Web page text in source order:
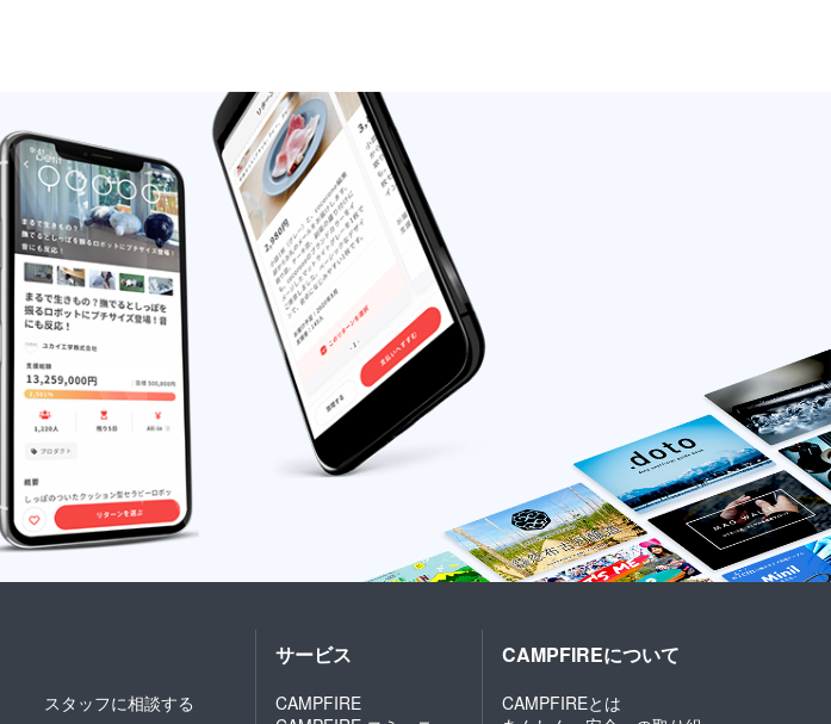
4 次のページ
スタッフに相談する
サービス
CAMPFIRE
CAMPFIREについて
CAMPFIREとは